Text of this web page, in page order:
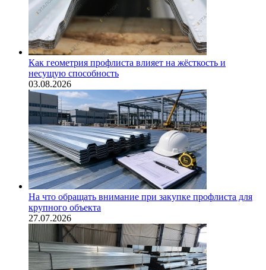
Как геометрия профлиста влияет на жёсткость и
несущую способность
03.08.2026
На что обращать внимание при закупке профлиста для
крупного объекта
27.07.2026